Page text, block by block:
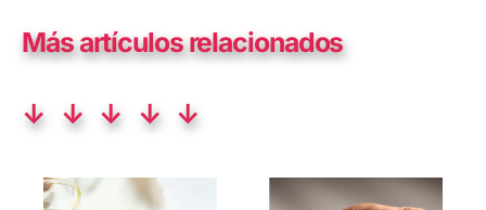
Más artículos relacionados
↓ ↓ ↓ ↓ ↓